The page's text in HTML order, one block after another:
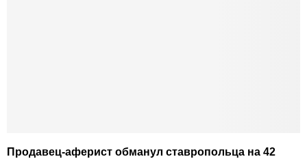
Продавец-аферист обманул ставропольца на 42